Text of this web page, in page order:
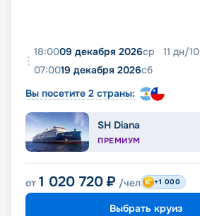
18:0009 декабря 2026ср 11 дн/10
07:0019 декабря 2026сб
Вы посетите 2 страны:
SH Diana
ПРЕМИУМ
от 1 020 720 ₽ /чел +1 000
Выбрать круиз